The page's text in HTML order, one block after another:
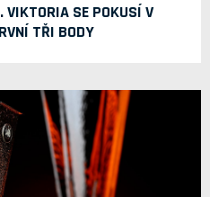
VIKTORIA SE POKUSÍ V
TŘI BODY